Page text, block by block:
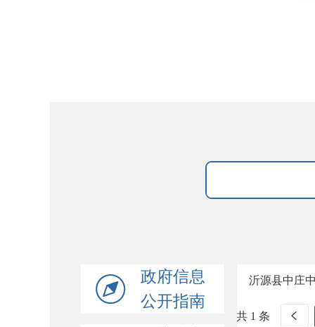
政府信息
公开指南
沂源县中庄
共 1 条